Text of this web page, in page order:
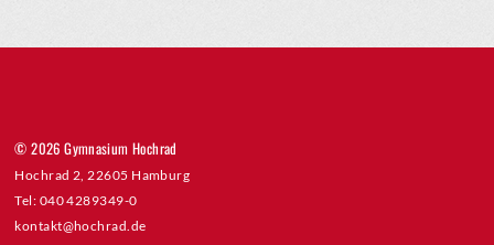
© 2026 Gymnasium Hochrad
Hochrad 2, 22605 Hamburg
Tel: 040 4289349-0
kontakt@hochrad.de